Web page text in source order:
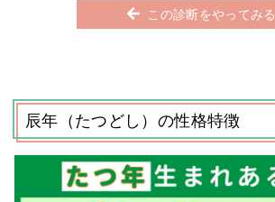
この診断をやってみる
辰年（たつどし）の性格特徴